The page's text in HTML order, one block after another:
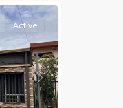
Next
Active